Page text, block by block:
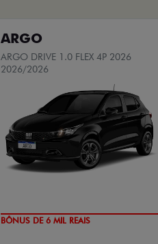
ARGO
ARGO DRIVE 1.0 FLEX 4P 2026
2026/2026
TAXA ZERO